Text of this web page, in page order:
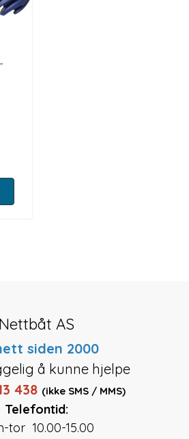
Nettbåt AS
siden 2000
å kunne hjelpe
438 (ikke SMS / MMS)
Telefontid:
tor 10.00-15.00